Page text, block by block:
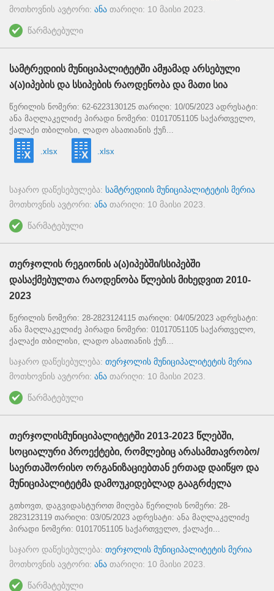
მოთხოვნის ავტორი: ანა თარიღი: 10 მაისი 2023
წარმატებული
სამტრედიის მუნიციპალიტეტში ამჟამად არსებული
ა(ა)იპების და სსიპების რაოდენობა და მათი სია
წერილის ნომერი: 62-6223130125 თარიღი: 10/05/2023 ადრესატი:
ანა მაღლაკელიძე პირადი ნომერი: 01017051105 საქართველო,
ქალაქი თბილისი, ლადო ასათიანის ქუჩ...
.xlsx .xlsx
საჯარო დაწესებულება: სამტრედიის მუნიციპალიტეტის მერია
მოთხოვნის ავტორი: ანა თარიღი: 10 მაისი 2023
წარმატებული
თერჯოლის რეგიონის ა(ა)იპებში/სსიპებში
დასაქმებულთა რაოდენობა წლების მიხედვით 2010-
2023
წერილის ნომერი: 28-2823124115 თარიღი: 04/05/2023 ადრესატი:
ანა მაღლაკელიძე პირადი ნომერი: 01017051105 საქართველო,
ქალაქი თბილისი, ლადო ასათიანის ქუჩ...
საჯარო დაწესებულება: თერჯოლის მუნიციპალიტეტის მერია
მოთხოვნის ავტორი: ანა თარიღი: 10 მაისი 2023
წარმატებული
თერჯოლისმუნიციპალიტეტში 2013-2023 წლებში,
სოციალური პროექტები, რომლებიც არასამთავრობო/
საერთაშორისო ორგანიზაციებთან ერთად დაიწყო და
მუნიციპალიტეტმა დამოუკიდებლად გააგრძელა
გთხოვთ, დაგვიდასტუროთ მიღება წერილის ნომერი: 28-
2823123119 თარიღი: 03/05/2023 ადრესატი: ანა მაღლაკელიძე
პირადი ნომერი: 01017051105 საქართველო, ქალაქი...
საჯარო დაწესებულება: თერჯოლის მუნიციპალიტეტის მერია
მოთხოვნის ავტორი: ანა თარიღი: 10 მაისი 2023
წარმატებული